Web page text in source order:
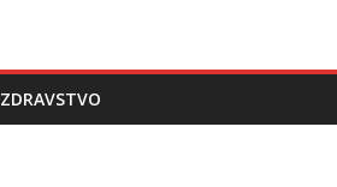
ZDRAVSTVO